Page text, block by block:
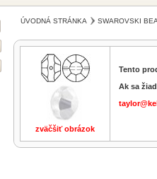
ÚVODNÁ STRÁNKA SWAROVSKI
zväčšiť obrázok
Tento
Ak sa